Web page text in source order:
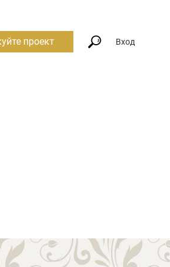
проект Вход